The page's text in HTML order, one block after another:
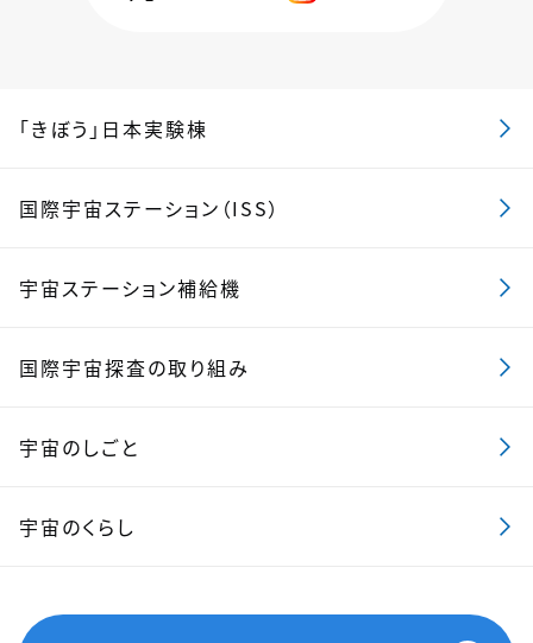
「きぼう」日本実験棟
国際宇宙ステーション（ISS）
宇宙ステーション補給機
国際宇宙探査の取り組み
宇宙のしごと
宇宙のくらし